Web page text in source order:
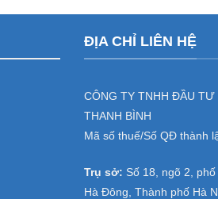
ĐỊA CHỈ LIÊN HỆ
CÔNG TY TNHH ĐẦU
THANH BÌNH
Mã số thuế/Số QĐ thành
Trụ sở: Số 18, ngõ 2,
Hà Đông, Thành phố Hà